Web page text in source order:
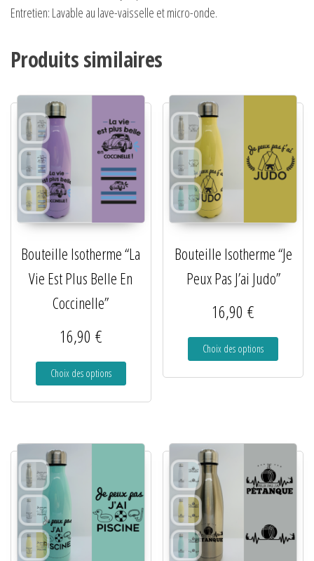
Entretien: Lavable au lave-vaisselle et micro-onde.
Produits similaires
Bouteille Isotherme “La
Vie Est Plus Belle En
Coccinelle”
16,90 €
Choix des options
Bouteille Isotherme “Je
Peux Pas J’ai Judo”
16,90€
Choix des options